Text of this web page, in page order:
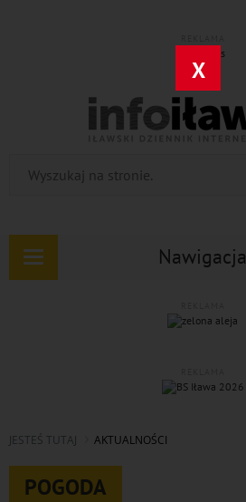
X
Nawigacja
Rozwiń
JESTEŚ TUTAJ AKTUALNOŚCI
POGODA